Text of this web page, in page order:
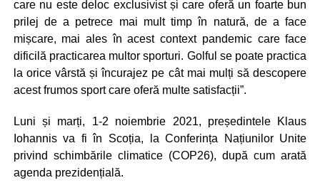
care nu este deloc exclusivist și care oferă un foarte bun
prilej de a petrece mai mult timp în natură, de a face
mișcare, mai ales în acest context pandemic care face
dificilă practicarea multor sporturi. Golful se poate practica
la orice vârstă și încurajez pe cât mai mulți să descopere
acest frumos sport care oferă multe satisfacții”.
Luni și marți, 1-2 noiembrie 2021, președintele Klaus
Iohannis va fi în Scoția, la Conferința Națiunilor Unite
privind schimbările climatice (COP26), după cum arată
agenda prezidențială.